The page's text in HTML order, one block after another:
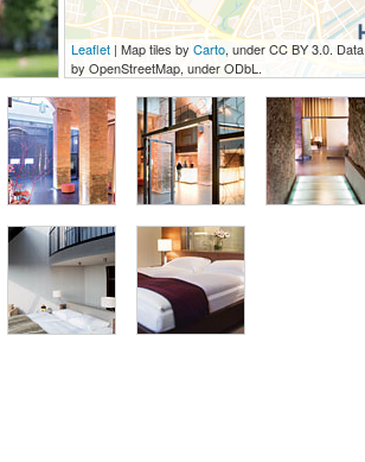
Leaflet | Map tiles by Carto, under CC BY 3.0. Data
by OpenStreetMap, under ODbL.